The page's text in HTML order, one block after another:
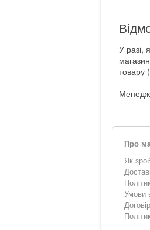
У разі,
товару
Про
Як
Умови